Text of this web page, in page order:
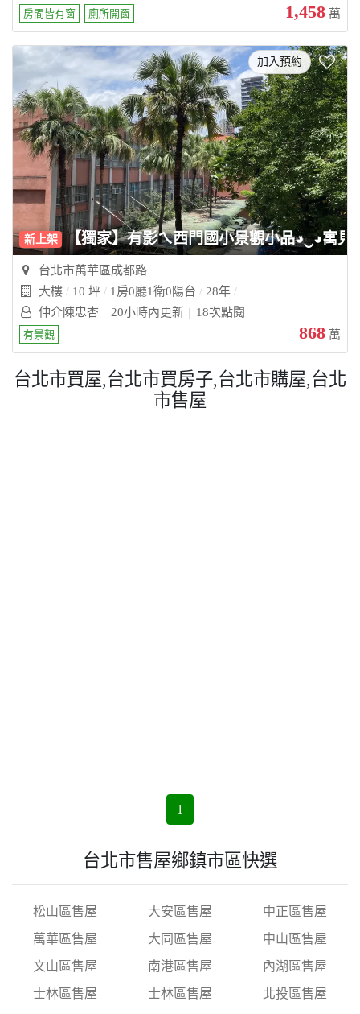
房間皆有窗 廁所開窗 1,458 萬
加入預約
新上架 【獨家】有影ㄟ西門國小景觀小品◕‿◕寓見
台北市萬華區成都路
大樓
10 坪 1房0廳1衛0陽台
28年
仲介陳忠杏
20小時內更新 18次點閱
有景觀 868 萬
台北市買屋,台北市買房子,台北市購屋,台北
市售屋
1
台北市售屋鄉鎮市區快選
松山區售屋 大安區售屋
中正區售屋
萬華區售屋
大同區售屋
中山區售屋
文山區售屋
南港區售屋
內湖區售屋
士林區售屋
士林區售屋
北投區售屋